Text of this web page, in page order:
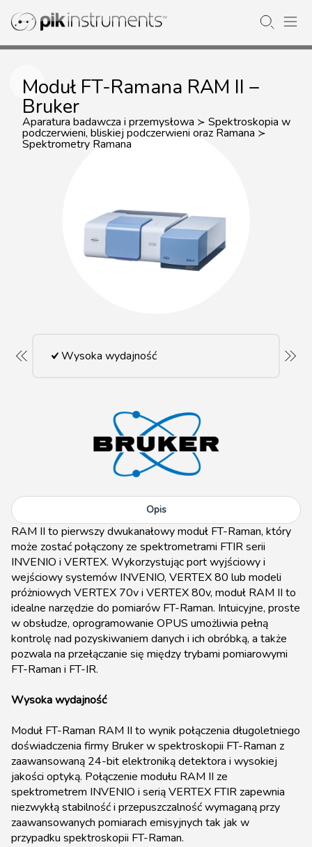
Moduł FT-Ramana RAM II –
Bruker
Aparatura badawcza i przemysłowa ≻ Spektroskopia w
podczerwieni, bliskiej podczerwieni oraz Ramana ≻
Spektrometry Ramana
Wysoka wydajność
Opis
RAM II to pierwszy dwukanałowy moduł FT-Raman, który
może zostać połączony ze spektrometrami FTIR serii
INVENIO i VERTEX. Wykorzystując port wyjściowy i
wejściowy systemów INVENIO, VERTEX 80 lub modeli
próżniowych VERTEX 70v i VERTEX 80v, moduł RAM II to
idealne narzędzie do pomiarów FT-Raman. Intuicyjne, proste
w obsłudze, oprogramowanie OPUS umożliwia pełną
kontrolę nad pozyskiwaniem danych i ich obróbką, a także
pozwala na przełączanie się między trybami pomiarowymi
FT-Raman i FT-IR.
Wysoka wydajność
Moduł FT-Raman RAM II to wynik połączenia długoletniego
doświadczenia firmy Bruker w spektroskopii FT-Raman z
zaawansowaną 24-bit elektroniką detektora i wysokiej
jakości optyką. Połączenie modułu RAM II ze
spektrometrem INVENIO i serią VERTEX FTIR zapewnia
niezwykłą stabilność i przepuszczalność wymaganą przy
zaawansowanych pomiarach emisyjnych tak jak w
przypadku spektroskopii FT-Raman.